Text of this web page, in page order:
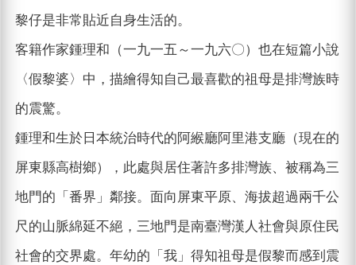
黎仔是非常貼近自身生活的。
客籍作家鍾理和（一九一五～一九六〇）也在短篇小說
〈假黎婆〉中，描繪得知自己最喜歡的祖母是排灣族時
的震驚。
鍾理和生於日本統治時代的阿緱廳阿里港支廳（現在的
屏東縣高樹鄉），此處與居住著許多排灣族、被稱為三
地門的「番界」鄰接。面向屏東平原、海拔超過兩千公
尺的山脈綿延不絕，三地門是南臺灣漢人社會與原住民
社會的交界處。年幼的「我」得知祖母是假黎而感到震